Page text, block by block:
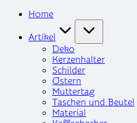
Home
Artikel
Deko
Kerzenhalter
Schilder
Ostern
Muttertag
Taschen und Beutel
Material